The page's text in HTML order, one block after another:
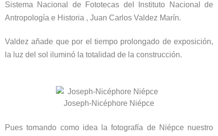
Sistema Nacional de Fototecas del Instituto Nacional de
Antropología e Historia , Juan Carlos Valdez Marín.
Valdez añade que por el tiempo prolongado de exposición,
la luz del sol iluminó la totalidad de la construcción.
Joseph-Nicéphore Niépce
Pues tomando como idea la fotografía de Niépce nuestro